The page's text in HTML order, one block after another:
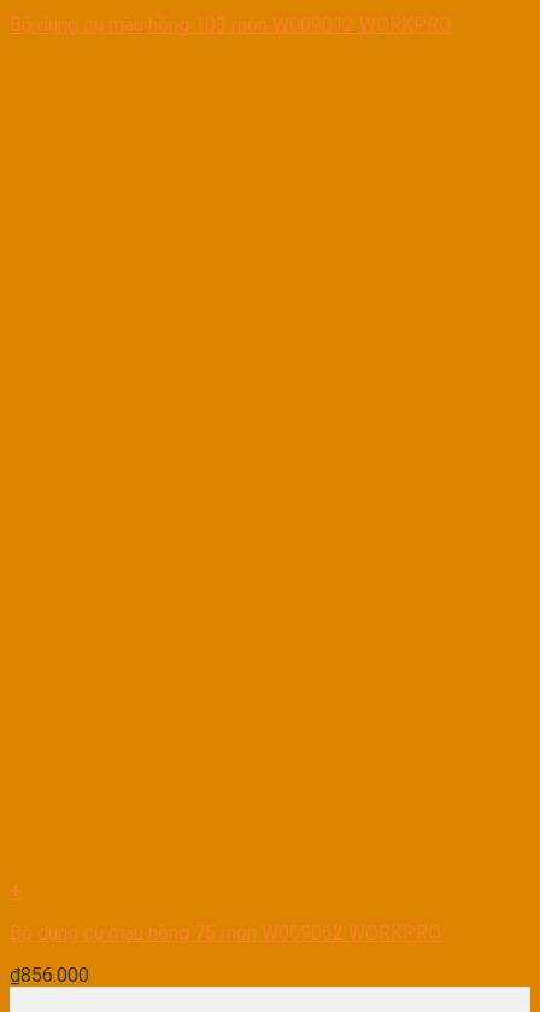
Bộ dụng cụ màu hồng 103 món W009012 WORKPRO
+
Bộ dụng cụ màu hồng 75 món W009062 WORKPRO
₫856.000